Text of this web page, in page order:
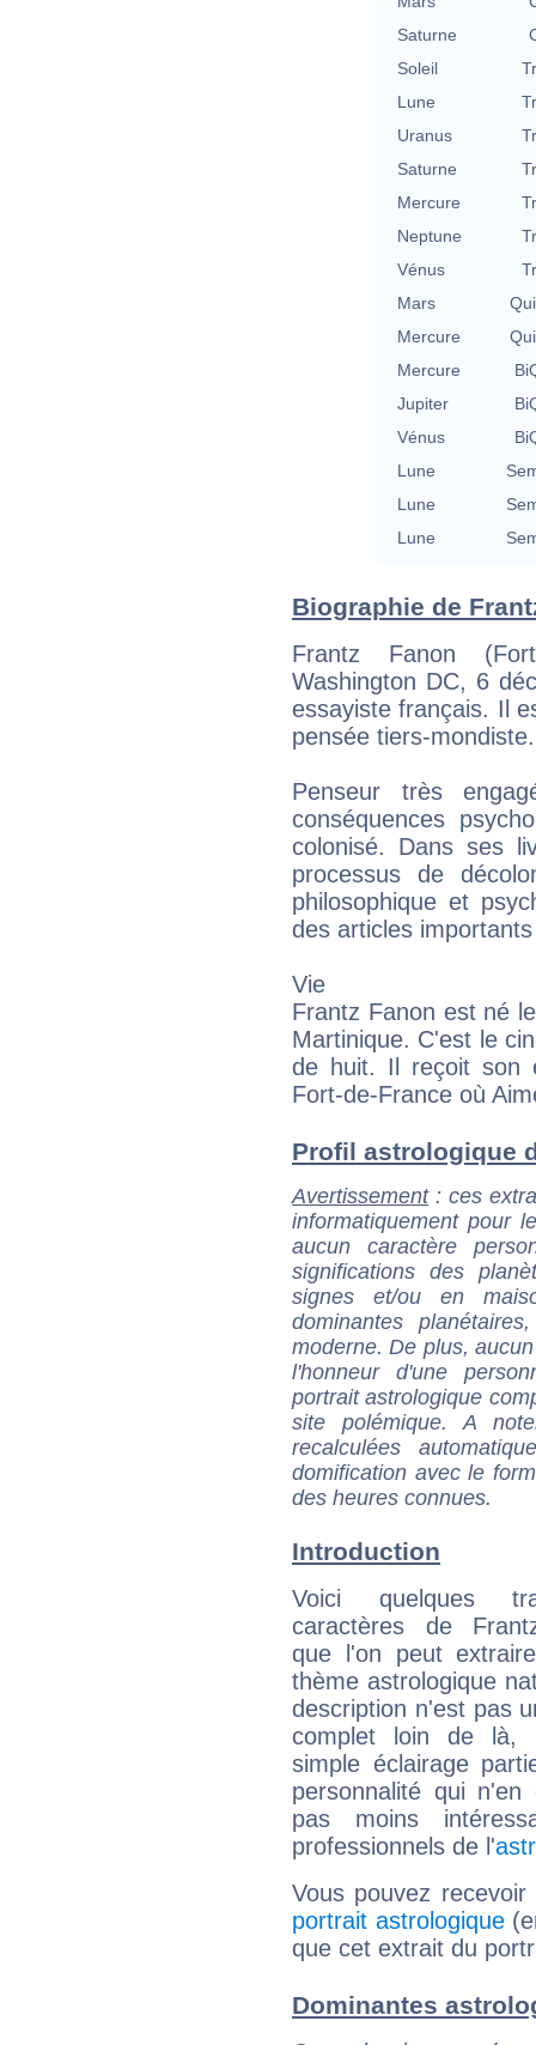
Saturne
Soleil
Lune
Uranus
Saturne
Mercure
Neptune
Vénus
Mars
Mercure
Mercure
Jupiter
Vénus
Lune
Lune
Lune
Biographie de
Frantz Fanon
Washington DC, 6
essayiste français. Il
pensée tiers-mondiste.
Penseur très
conséquences
colonisé. Dans ses
processus de
philosophique et
des articles
Vie
Frantz Fanon est né
Martinique. C'est le
de huit. Il reçoit son
Fort-de-France où
Profil astrologique
Avertissement: ces
informatiquement pour
aucun caractère
significations des
signes et/ou en
dominantes
moderne. De plus,
l'honneur d'une
portrait astrologique
site polémique. A
recalculées
domification avec le
des heures connues.
Introduction
Voici quelques
caractères de
que l'on peut
thème astrologique
description n'est pas
complet loin de là,
simple éclairage
personnalité qui n'en
pas moins
professionnels de l'
Vous pouvez
portrait astrologique
que cet extrait du
Dominantes